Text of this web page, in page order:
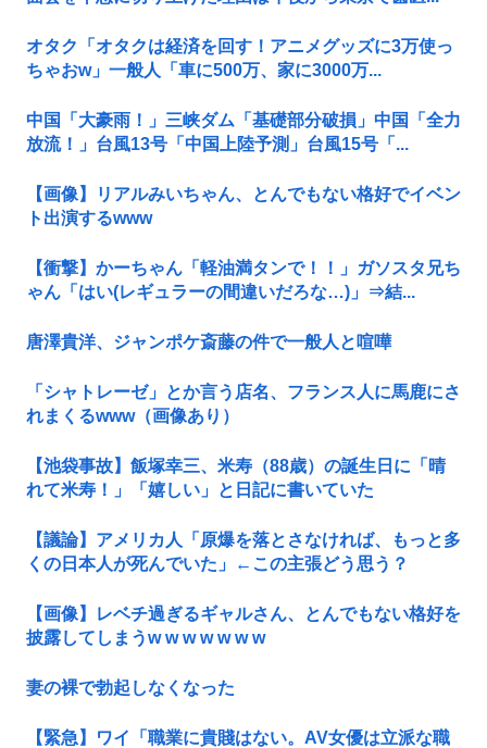
オタク「オタクは経済を回す！アニメグッズに3万使っ
ちゃおw」一般人「車に500万、家に3000万...
中国「大豪雨！」三峡ダム「基礎部分破損」中国「全力
放流！」台風13号「中国上陸予測」台風15号「...
【画像】リアルみいちゃん、とんでもない格好でイベン
ト出演するwww
【衝撃】かーちゃん「軽油満タンで！！」ガソスタ兄ち
ゃん「はい(レギュラーの間違いだろな…)」⇒結...
唐澤貴洋、ジャンポケ斎藤の件で一般人と喧嘩
「シャトレーゼ」とか言う店名、フランス人に馬鹿にさ
れまくるwww（画像あり）
【池袋事故】飯塚幸三、米寿（88歳）の誕生日に「晴
れて米寿！」「嬉しい」と日記に書いていた
【議論】アメリカ人「原爆を落とさなければ、もっと多
くの日本人が死んでいた」←この主張どう思う？
【画像】レベチ過ぎるギャルさん、とんでもない格好を
披露してしまうw w w w w w w
妻の裸で勃起しなくなった
【緊急】ワイ「職業に貴賤はない。AV女優は立派な職